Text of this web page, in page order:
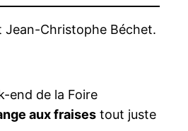
Jean-Christophe Béchet.
end de la Foire
aux fraises tout juste